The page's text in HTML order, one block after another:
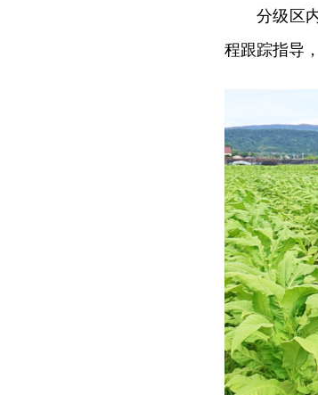
分级区
程跟踪指导